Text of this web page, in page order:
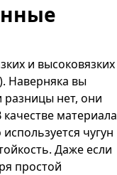
и высоковязких
Наверняка вы
нет, они
материала
чугун
Даже если
простой